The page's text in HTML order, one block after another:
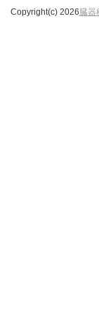
Copyright(c) 2026 臓